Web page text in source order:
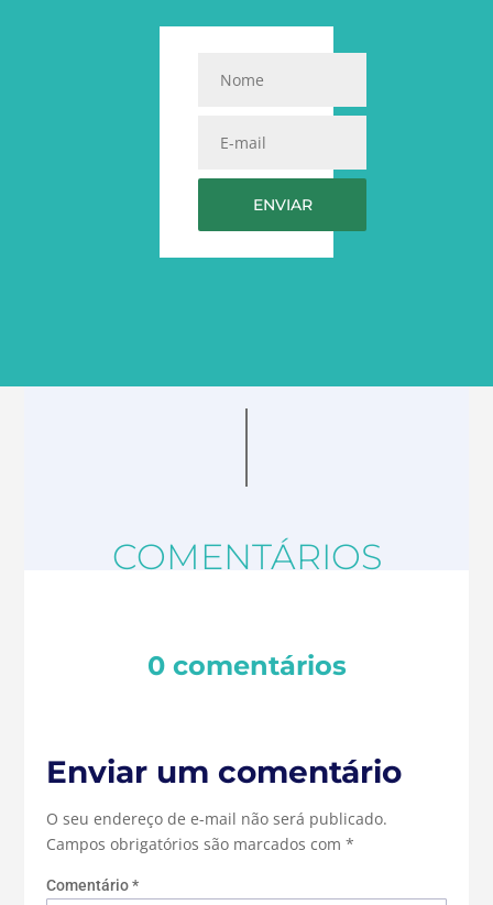
COMENTÁRIOS
0 comentários
Enviar um comentário
O seu endereço de e-mail não será publicado.
Campos obrigatórios são marcados com*
Comentário*